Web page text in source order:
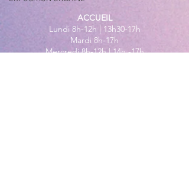
ACCUEIL
Lundi 8h-12h | 13h30-17h
Mardi 8h-17h
Mercredi 8h-12h | 14h -17h